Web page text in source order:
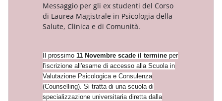
Messaggio per gli ex studenti del Corso
di Laurea Magistrale in Psicologia della
Salute, Clinica e di Comunità.
Il prossimo 11 Novembre scade il termine per
l'iscrizione all'esame di accesso alla Scuola in
Valutazione Psicologica e Consulenza
(Counselling). Si tratta di una scuola di
specializzazione universitaria diretta dalla